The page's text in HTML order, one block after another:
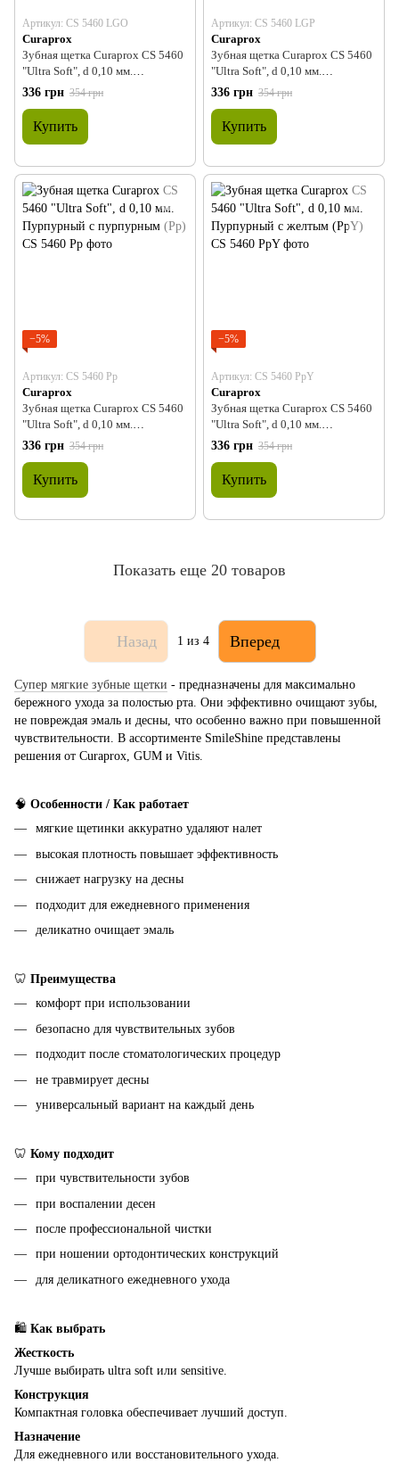
Артикул: CS 5460 LGO
Curaprox
Зубная щетка Curaprox CS 5460
"Ultra Soft", d 0,10 мм.
Салатовый с оранжевым (LGO)
336 грн 354 грн
Купить
Артикул: CS 5460 LGP
Curaprox
Зубная щетка Curaprox CS 5460
"Ultra Soft", d 0,10 мм.
Салатовый с розовым (LGP)
336 грн 354 грн
Купить
−5%
Артикул: CS 5460 Pp
Curaprox
Зубная щетка Curaprox CS 5460
"Ultra Soft", d 0,10 мм.
Пурпурный с пурпурным (Pp)
336 грн 354 грн
Купить
−5%
Артикул: CS 5460 PpY
Curaprox
Зубная щетка Curaprox CS 5460
"Ultra Soft", d 0,10 мм.
Пурпурный с желтым (PpY)
336 грн 354 грн
Купить
Показать еще 20 товаров
Назад 1 из 4 Вперед
Супер мягкие зубные щетки - предназначены для максимально
бережного ухода за полостью рта. Они эффективно очищают зубы,
не повреждая эмаль и десны, что особенно важно при повышенной
чувствительности. В ассортименте SmileShine представлены
решения от Curaprox, GUM и Vitis.
🧠 Особенности / Как работает
мягкие щетинки аккуратно удаляют налет
высокая плотность повышает эффективность
снижает нагрузку на десны
подходит для ежедневного применения
деликатно очищает эмаль
🦷 Преимущества
комфорт при использовании
безопасно для чувствительных зубов
подходит после стоматологических процедур
не травмирует десны
универсальный вариант на каждый день
🦷 Кому подходит
при чувствительности зубов
при воспалении десен
после профессиональной чистки
при ношении ортодонтических конструкций
для деликатного ежедневного ухода
🛍 Как выбрать
Жесткость
Лучше выбирать ultra soft или sensitive.
Конструкция
Компактная головка обеспечивает лучший доступ.
Назначение
Для ежедневного или восстановительного ухода.